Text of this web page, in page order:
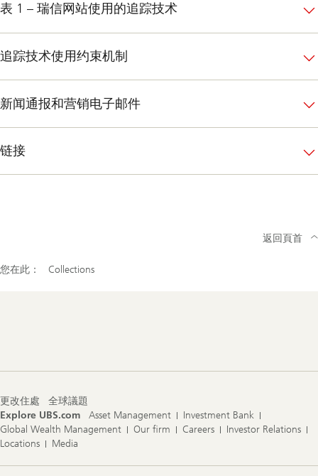
表 1 – 瑞信网站使用的追踪技术
追踪技术使用约束机制
新闻通报和营销电子邮件
链接
您在此： Collections
返回頁首
更改住處
全球議題
Explore UBS.com
Asset Management
Investment Bank
Global Wealth Management
Our firm Careers
Investor Relations
Locations
Media